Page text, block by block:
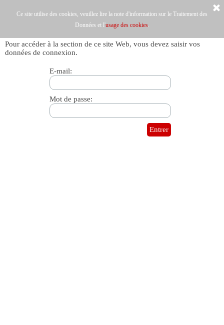
Ce site utilise des cookies, veuillez lire la note d'information sur le Traitement des
Données et l'usage des cookies.
Pour accéder à la section de ce site Web, vous devez saisir vos
données de connexion.
E-mail:
Mot de passe: